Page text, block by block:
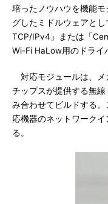
培ったノウハウを機能
グしたミドルウェアと
TCP/IPv4」または「
Wi-Fi HaLow用のドライ
対応モジュールは、メ
チップスが提供する無
み合わせてビルドする
応機器のネットワーク
る。